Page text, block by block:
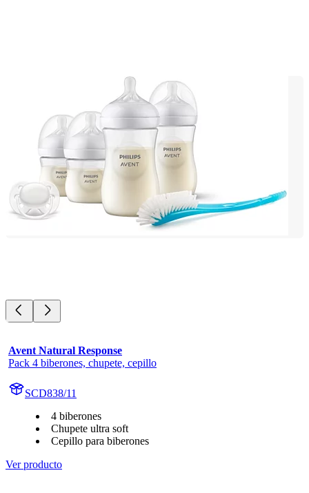
Avent Natural Response
Pack 4 biberones, chupete, cepillo
SCD838/11
4 biberones
Chupete ultra soft
Cepillo para biberones
Ver producto